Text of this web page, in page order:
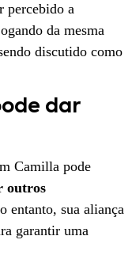
percebido a
da mesma
discutido como
dar
Camilla pode
outros
entanto, sua aliança
garantir uma